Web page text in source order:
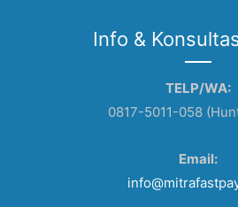
Info &
TELP/WA:
0817-5011-058
Email: